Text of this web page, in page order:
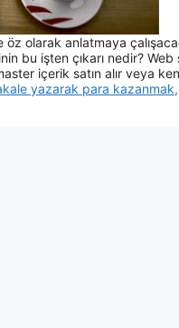
olarak anlatmaya
bu işten çıkarı nedir?
içerik satın alır veya
yazarak para kazanmak,